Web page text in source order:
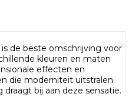
de beste omschrijving voor
kleuren en maten
effecten en
die moderniteit uitstralen.
bij aan deze sensatie.